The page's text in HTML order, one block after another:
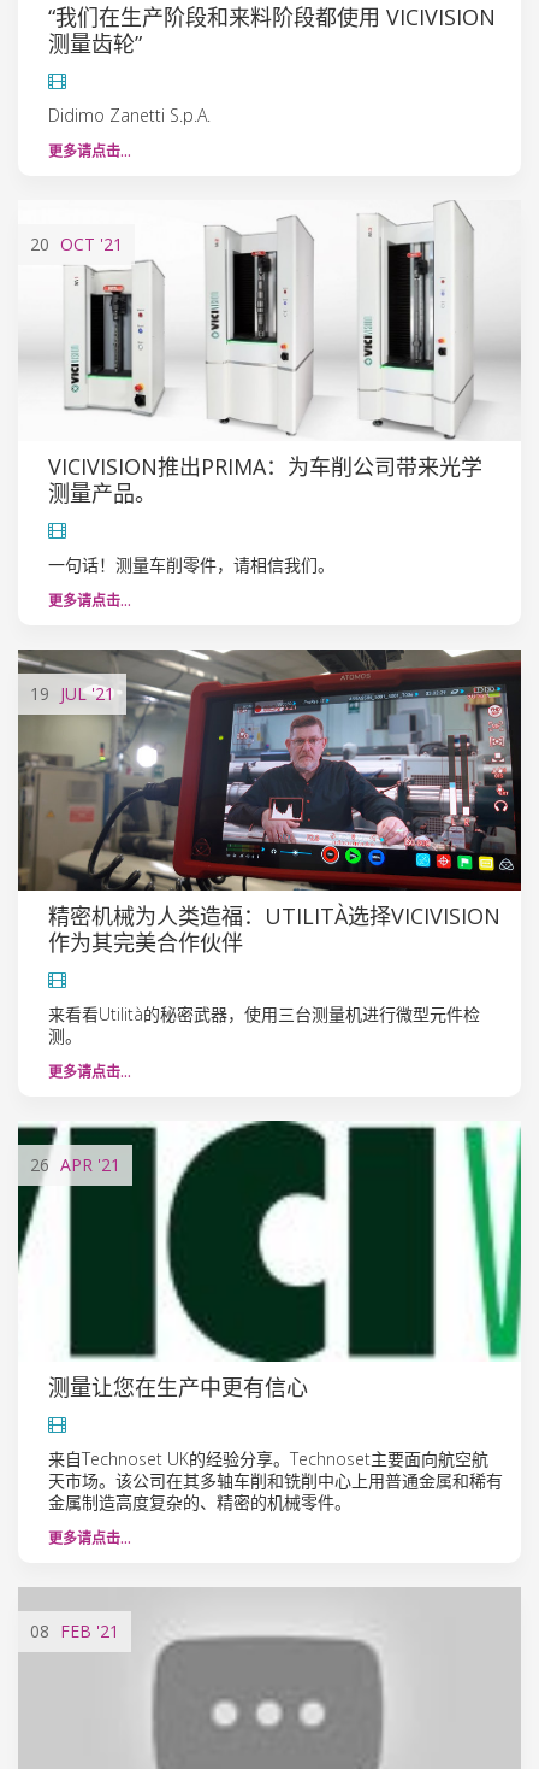
“我们在生产阶段和来料阶段都使用 VICIVISION
测量齿轮”
Didimo Zanetti S.p.A.
更多请点击…
20 OCT '21
VICIVISION推出PRIMA：为车削公司带来光学
测量产品。
一句话！测量车削零件，请相信我们。
更多请点击…
19 JUL'21
精密机械为人类造福：UTILITÀ选择V​​ICIVISION
作为其完美合作伙伴
来看看Utilità的秘密武器，使用三台测量机进行微型元件检
测。
更多请点击…
26 APR '21
测量让您在生产中更有信心
来自Technoset UK的经验分享。Technoset主要面向航空航
天市场。该公司在其多轴车削和铣削中心上用普通金属和稀有
金属制造高度复杂的、精密的机械零件。
更多请点击…
08 FEB '21